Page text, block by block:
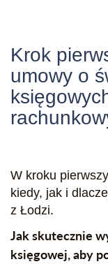
Krok
umowy o
W kroku
kiedy, jak i
z Łodzi.
Jak skutecznie
księgowej, aby